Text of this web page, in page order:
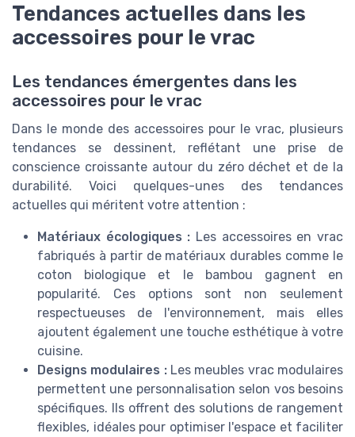
Tendances actuelles dans les
accessoires pour le vrac
Les tendances émergentes dans les
accessoires pour le vrac
Dans le monde des accessoires pour le vrac, plusieurs
tendances se dessinent, reflétant une prise de
conscience croissante autour du zéro déchet et de la
durabilité. Voici quelques-unes des tendances
actuelles qui méritent votre attention :
Matériaux écologiques : Les accessoires en vrac
fabriqués à partir de matériaux durables comme le
coton biologique et le bambou gagnent en
popularité. Ces options sont non seulement
respectueuses de l'environnement, mais elles
ajoutent également une touche esthétique à votre
cuisine.
Designs modulaires :Les meubles vrac modulaires
permettent une personnalisation selon vos besoins
spécifiques. Ils offrent des solutions de rangement
flexibles, idéales pour optimiser l'espace et faciliter